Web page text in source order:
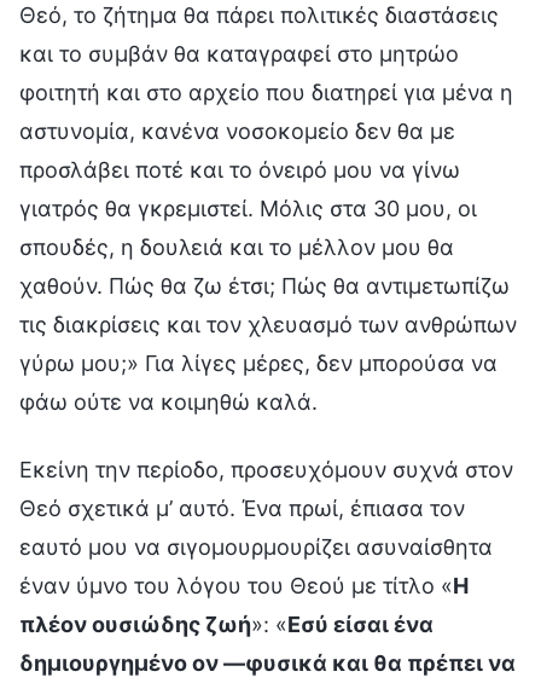
Θεό, το ζήτημα θα πάρει πολιτικές διαστάσεις
και το συμβάν θα καταγραφεί στο μητρώο
φοιτητή και στο αρχείο που διατηρεί για μένα η
αστυνομία, κανένα νοσοκομείο δεν θα με
προσλάβει ποτέ και το όνειρό μου να γίνω
γιατρός θα γκρεμιστεί. Μόλις στα 30 μου, οι
σπουδές, η δουλειά και το μέλλον μου θα
χαθούν. Πώς θα ζω έτσι; Πώς θα αντιμετωπίζω
τις διακρίσεις και τον χλευασμό των ανθρώπων
γύρω μου;» Για λίγες μέρες, δεν μπορούσα να
φάω ούτε να κοιμηθώ καλά.
Εκείνη την περίοδο, προσευχόμουν συχνά στον
Θεό σχετικά μ’ αυτό. Ένα πρωί, έπιασα τον
εαυτό μου να σιγομουρμουρίζει ασυναίσθητα
έναν ύμνο του λόγου του Θεού με τίτλο «Η
πλέον ουσιώδης ζωή»: «Εσύ είσαι ένα
δημιουργημένο ον —φυσικά και θα πρέπει να